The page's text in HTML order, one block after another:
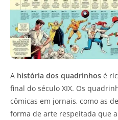
A história dos quadrinhos é
final do século XIX. Os
cômicas em jornais, como as de
forma de arte respeitada que